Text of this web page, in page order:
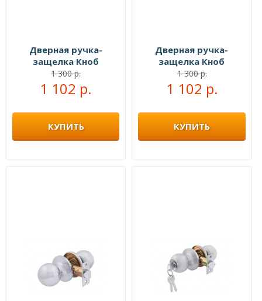
Дверная ручка-
защелка Кноб
межкомнатная белый
никель
1 300 р.
1 102 р.
КУПИТЬ
Дверная ручка-
защелка Кноб
межкомнатная
золото
1 300 р.
1 102 р.
КУПИТЬ